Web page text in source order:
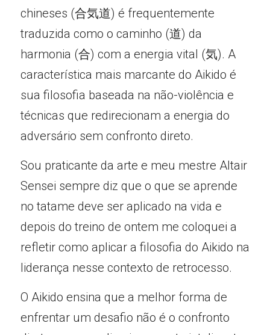
chineses (合気道) é frequentemente
traduzida como o caminho (道) da
harmonia (合) com a energia vital (気). A
característica mais marcante do Aikido é
sua filosofia baseada na não-violência e
técnicas que redirecionam a energia do
adversário sem confronto direto.
Sou praticante da arte e meu mestre Altair
Sensei sempre diz que o que se aprende
no tatame deve ser aplicado na vida e
depois do treino de ontem me coloquei a
refletir como aplicar a filosofia do Aikido na
liderança nesse contexto de retrocesso.
O Aikido ensina que a melhor forma de
enfrentar um desafio não é o confronto